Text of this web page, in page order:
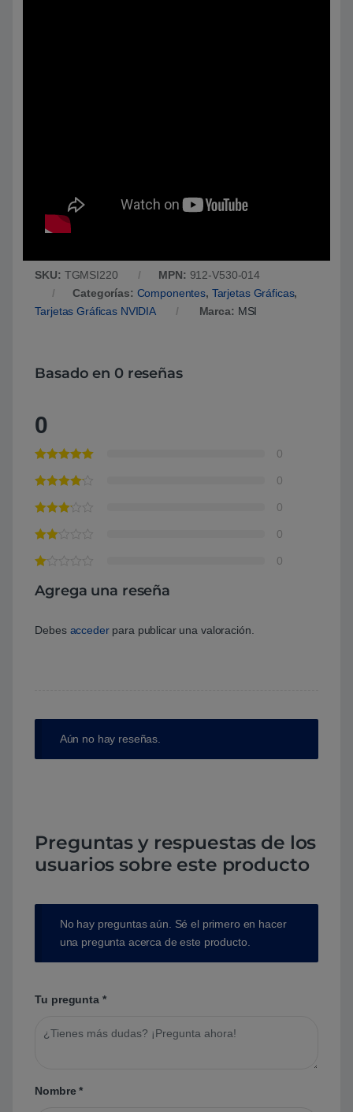
SKU: TGMSI220 MPN: 912-V530-014
Categorías: Componentes, Tarjetas Gráficas,
Tarjetas Gráficas NVIDIA
Marca: MSI
Basado en 0 reseñas
0
0
0
0
0
0
Agrega una reseña
Debes accederpara publicar una valoración.
Aún no hay reseñas.
Preguntas y respuestas de los
usuarios sobre este producto
No hay preguntas aún. Sé el primero en hacer
una pregunta acerca de este producto.
Tu pregunta *
Nombre*